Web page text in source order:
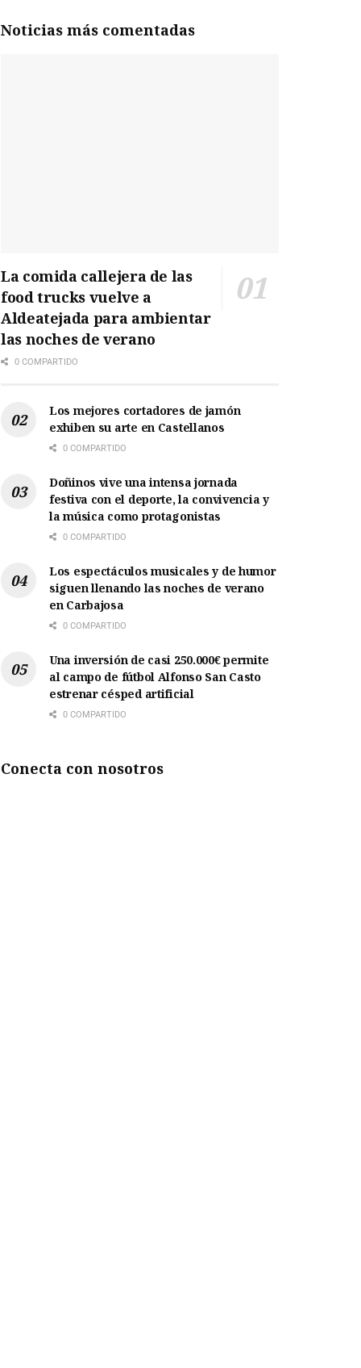
Noticias más comentadas
La comida callejera de las
food trucks vuelve a
Aldeatejada para ambientar
las noches de verano
0 COMPARTIDO
Los mejores cortadores de jamón
exhiben su arte en Castellanos
0 COMPARTIDO
Doñinos vive una intensa jornada
festiva con el deporte, la convivencia y
la música como protagonistas
0 COMPARTIDO
Los espectáculos musicales y de humor
siguen llenando las noches de verano
en Carbajosa
0 COMPARTIDO
Una inversión de casi 250.000€ permite
al campo de fútbol Alfonso San Casto
estrenar césped artificial
0 COMPARTIDO
Conecta con nosotros